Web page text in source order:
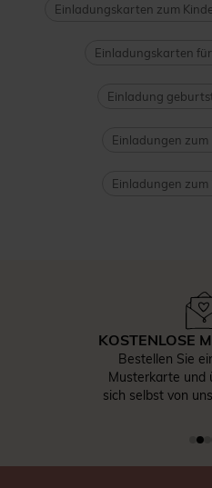
Einladungskarten zum
Einladungskarten
Einladung
Einladungen
Einladungen
KOSTENLOSE
Bestellen Sie
Musterkarte und
sich selbst von